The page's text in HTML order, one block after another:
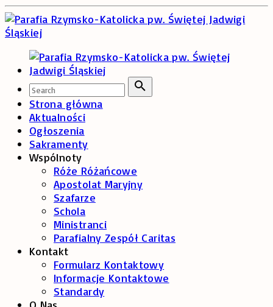
Skip
to
content
Search
Search
for:
Strona główna
Aktualności
Ogłoszenia
Sakramenty
Wspólnoty
Róże Różańcowe
Apostolat Maryjny
Szafarze
Schola
Ministranci
Parafialny Zespół Caritas
Kontakt
Formularz Kontaktowy
Informacje Kontaktowe
Standardy